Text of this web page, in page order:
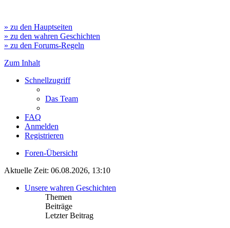
» zu den Hauptseiten
» zu den wahren Geschichten
» zu den Forums-Regeln
Zum Inhalt
Schnellzugriff
Das Team
FAQ
Anmelden
Registrieren
Foren-Übersicht
Aktuelle Zeit: 06.08.2026, 13:10
Unsere wahren Geschichten
Themen
Beiträge
Letzter Beitrag